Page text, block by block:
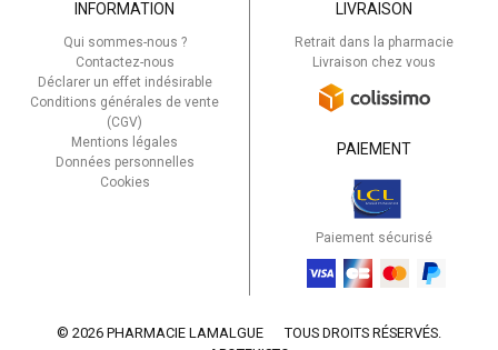
INFORMATION
Qui sommes-nous ?
Contactez-nous
Déclarer un effet indésirable
Conditions générales de vente
(CGV)
Mentions légales
Données personnelles
Cookies
LIVRAISON
Retrait dans la pharmacie
Livraison chez vous
PAIEMENT
Paiement sécurisé
© 2026 PHARMACIE LAMALGUE
TOUS DROITS RÉSERVÉS.